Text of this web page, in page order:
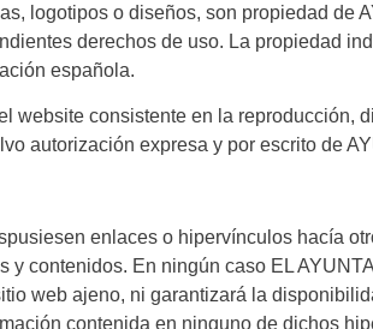
logotipos o diseños, son propiedad de
derechos de uso. La propiedad
española.
website consistente en la reproducción,
autorización expresa y por escrito de
enlaces o hipervínculos hacía
y contenidos. En ningún caso EL
web ajeno, ni garantizará la
contenida en ninguno de dichos